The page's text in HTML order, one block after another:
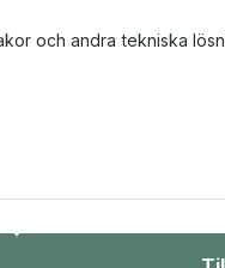
och andra tekniska